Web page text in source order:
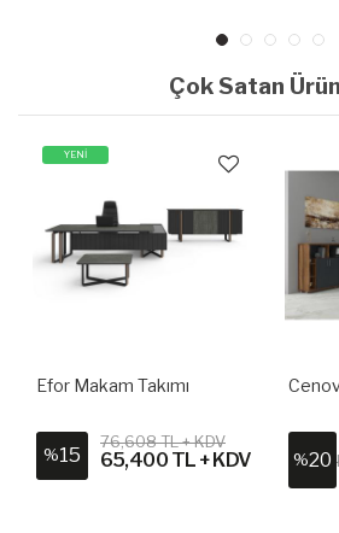
Çok Satan
YENİ
Efor Makam Takımı
%15
76,608 TL + KDV
65,400 TL + KDV %20